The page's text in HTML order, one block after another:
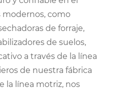
como
de forraje,
de suelos,
a través de la línea
de nuestra fábrica
la línea motriz, nos